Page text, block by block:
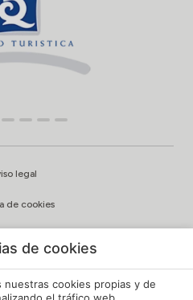
legal
de cookies
y Medioambiente
de cookies
cookies propias y de